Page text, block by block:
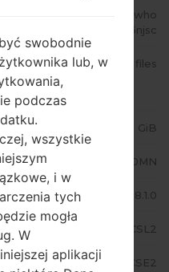
6njsc
4 files
1.75 GiB
Samsung SM-J710MN
Android Oreo 8.1.0
J710MNUBS4CSL2
J710MNUWA4CSE2
swobodnie
lub, w
podczas
wszystkie
i w
tych
mogła
W
aplikacji